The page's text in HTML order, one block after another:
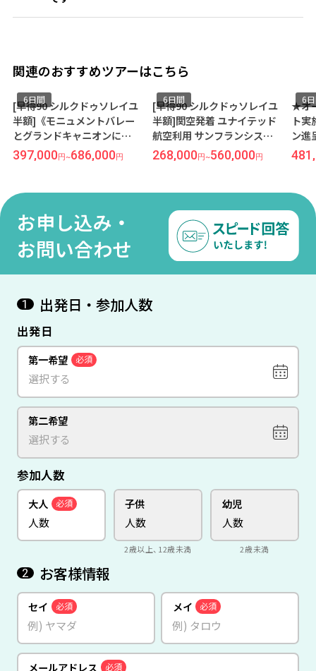
関連のおすすめツアーはこちら
[早得90 シルクドゥソレイユ
半額]《モニュメントバレー
とグランドキャニオンに宿
泊》名古屋発東京経由 ユ
ナイテッド航空利用 グラ
ープキャニオン＆モニュメ
ガス6日間『サーカスサーカ
ス ホテル＆カジノ』指定
6日間
397,000円~686,000円
[早得90 シルクドゥソレイユ
半額]関空発着 ユナイテッド
航空利用 サンフランシスコ2
泊＆ラスベガス2泊 6日間
『ヒルトン サンフランシス
&『パークMGM』指定
6日間
268,000円~560,000円
★オ
ト
ン進
安心
着
6
お申し込み・
お問い合わせ
1 出発日・参加人数
出発日
第一希望 必須
第二希望
参加人数
大人 必須 子供
2歳以上、12歳未満
幼児
2歳未満
2 お客様情報
セイ 必須 メイ 必須
メールアドレス 必須